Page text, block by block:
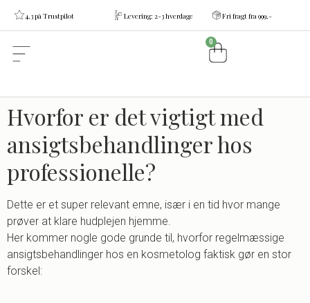
4,3 på Trustpilot Levering: 2-3 hverdage Fri fragt fra 999,-
0
Hvorfor er det vigtigt med
ansigtsbehandlinger hos
professionelle?
Dette er et super relevant emne, især i en tid hvor mange
prøver at klare hudplejen hjemme.
Her kommer nogle gode grunde til, hvorfor regelmæssige
ansigtsbehandlinger hos en kosmetolog faktisk gør en stor
forskel: